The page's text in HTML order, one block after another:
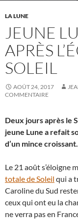
LA LUNE
JEUNE
APRÈS
SOLEIL
AOÛT 24, 2017
COMMENTAIRE
Deux jours après le
jeune Lune a refait
d’un mince croissant.
Le 21 août s’éloigne
totale de Soleil qui a
Caroline du Sud
ceux qui ont eu la
ne verra pas en